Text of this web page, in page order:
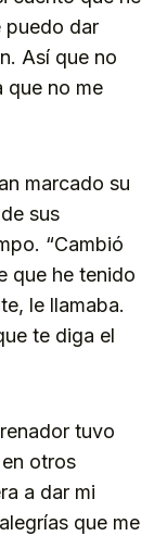
puedo dar
Así que no
que no me
marcado su
sus
“Cambió
que he tenido
le llamaba.
te diga el
tuvo
otros
a dar mi
que me